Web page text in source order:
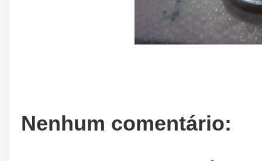
Nenhum comentário: